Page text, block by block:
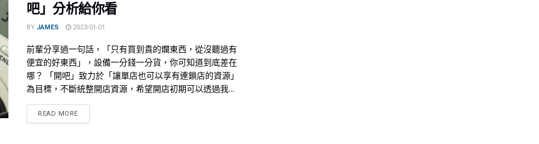
吧」分析給你看
BY JAMES 2023-01-01
前輩分享過一句話，「只有買到貴的爛東西，從沒聽過有
便宜的好東西」，設備一分錢一分貨，你可知道到底差在
哪？ 「開吧」致力於「讓單店也可以享有連鎖店的資源」
為目標，不斷統整開店資源，希望開店初期可以透過我...
READ MORE